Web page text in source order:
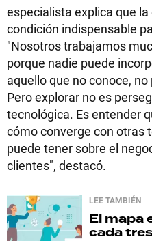
especialista explica que
condición indispensable
"Nosotros trabajamos
porque nadie puede
aquello que no conoce,
Pero explorar no es
tecnológica. Es entender
cómo converge con otras
puede tener sobre el
clientes", destacó.
LEE TAMBIÉN
El mapa
cada